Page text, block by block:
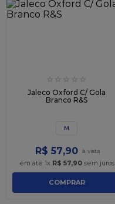
☆ ☆ ☆ ☆ ☆
Jaleco Oxford C/ Gola
Branco R&S
M
R$ 57,90
em até 1x R$ 57,90sem juros
COMPRAR